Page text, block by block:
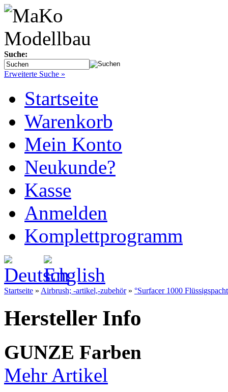
Suche:
Erweiterte Suche »
Startseite
Warenkorb
Mein Konto
Neukunde?
Kasse
Anmelden
Komplettprogramm
Startseite » Airbrush; -artikel,-zubehör» °Surfacer 1000
Hersteller Info
GUNZE Farben
Mehr Artikel